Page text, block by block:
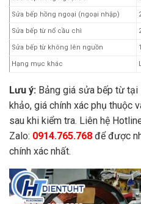
Sửa bếp hồng ngoại (ngoại nhập)
Sửa bếp từ nổ cầu chì
Sửa bếp từ không lên nguồn
Hạng mục khác
Lưu ý: Bảng giá sửa bếp từ tại
khảo, giá chính xác phụ thuộc
sau khi kiểm tra. Liên hệ
Zalo: 0914.765.768 để được
chính xác nhất.